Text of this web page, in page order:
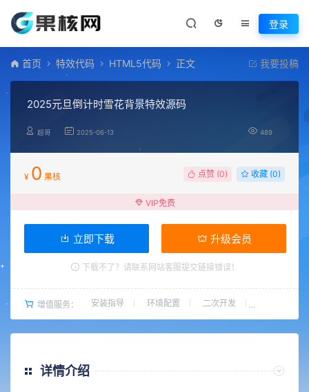
登录
首页 特效代码 HTML5代码 正文 我要投稿
2025元旦倒计时雪花背景特效源码
超哥 2025-06-13 489
¥ 0 果核 点赞 (0) 收藏 (0)
VIP免费
立即下载 升级会员
下载不了？请联系网站客服提交链接错误！
增值服务： 安装指导 环境配置 二次开发
详情介绍